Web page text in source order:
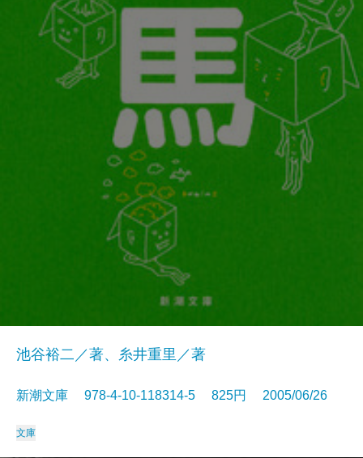
池谷裕二／著、糸井重里／著
新潮文庫 978-4-10-118314-5 825円 2005/06/26
文庫